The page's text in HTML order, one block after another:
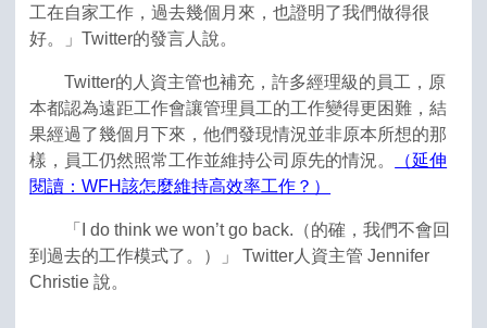
工在自家工作，過去幾個月來，也證明了我們做得很
好。」Twitter的發言人說。
Twitter的人資主管也補充，許多經理級的員工，原
本都認為遠距工作會讓管理員工的工作變得更困難，結
果經過了幾個月下來，他們發現情況並非原本所想的那
樣，員工仍然照常工作並維持公司原先的情況。
（延伸
閱讀：WFH該怎麼維持高效率工作？）
「I do think we won’t go back.（的確，我們不會回
到過去的工作模式了。）」 Twitter人資主管 Jennifer
Christie 說。